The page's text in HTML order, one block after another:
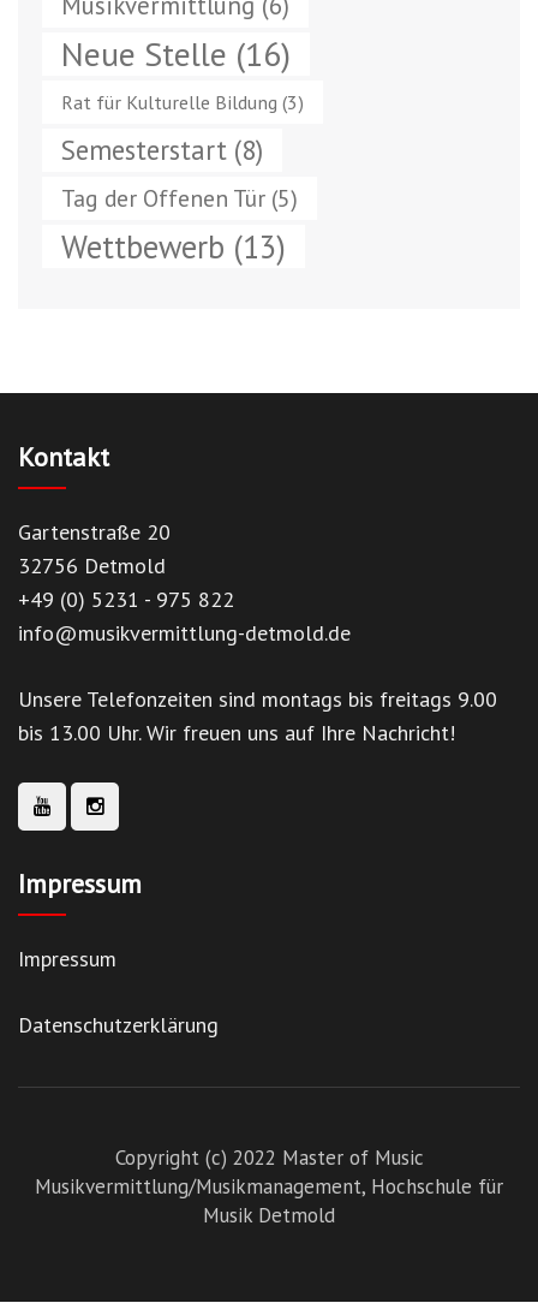
Neue Stelle (16)
Rat für Kulturelle Bildung (3)
Semesterstart (8)
Tag der Offenen Tür (5)
Wettbewerb (13)
Kontakt
Gartenstraße 20
32756 Detmold
+49 (0) 5231 - 975 822
info@musikvermittlung-detmold.de
Unsere Telefonzeiten sind montags bis freitags 9.00
bis 13.00 Uhr. Wir freuen uns auf Ihre Nachricht!
Impressum
Impressum
Datenschutzerklärung
Copyright (c) 2022 Master of Music
Musikvermittlung/Musikmanagement, Hochschule für
Musik Detmold